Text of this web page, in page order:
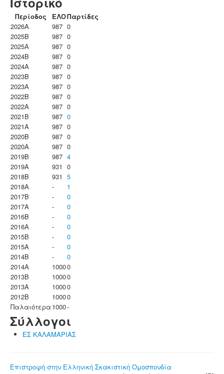
Περίοδος ΕΛΟΠαρτίδες
2026A
987 0
2025B
987 0
2025A
987 0
2024B
987 0
2024A
987 0
2023B
987 0
2023Α
987 0
2022B
987 0
2022A
987 0
2021B
987 0
2021A
987 0
2020B
987 0
2020A
987 0
2019B
987 4
2019A
931 0
2018B
931 5
2018A
-
1
2017B
-
0
2017A
-
0
2016B
-
0
2016A
-
0
2015B
-
0
2015A
-
0
2014B
-
0
2014A
10000
2013B
10000
2013A
10000
2012B
10000
Παλαιότερα 1000-
Σύλλογοι
ΕΣ ΚΑΛΑΜΑΡΙΑΣ
Επιστροφή στην Ελληνική Σκακιστική Ομοσπονδία